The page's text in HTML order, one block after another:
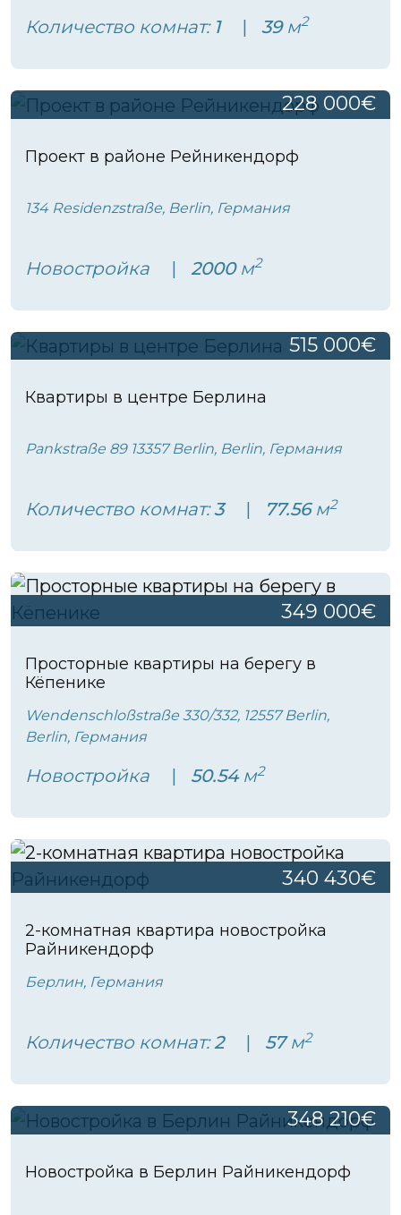
Количество комнат: 1 39м2
228 000€
Проект в районе Рейникендорф
134 Residenzstraße, Berlin, Германия
Новостройка 2000м2
515 000€
Квартиры в центре Берлина
Pankstraße 89 13357 Berlin, Berlin, Германия
Количество комнат:3 77.56м2
349 000€
Просторные квартиры на берегу в
Кёпенике
Wendenschloßstraße 330/332, 12557 Berlin,
Berlin, Германия
Новостройка 50.54м2
340 430€
2-комнатная квартира новостройка
Райникендорф
Берлин, Германия
Количество комнат:2 57м2
348 210€
Новостройка в Берлин Райникендорф